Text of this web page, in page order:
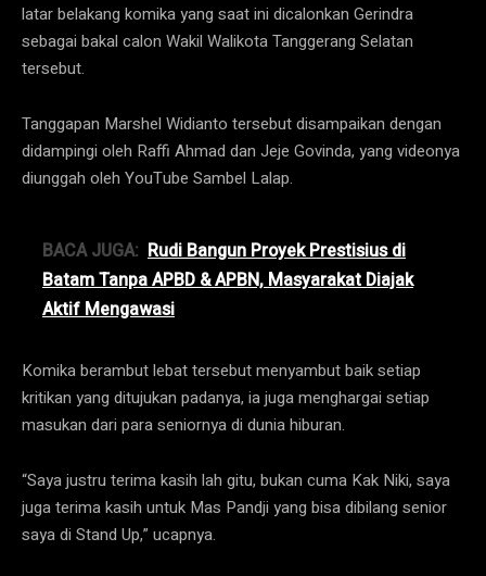
latar belakang komika yang saat ini dicalonkan Gerindra
sebagai bakal calon Wakil Walikota Tanggerang Selatan
tersebut.
Tanggapan Marshel Widianto tersebut disampaikan dengan
didampingi oleh Raffi Ahmad dan Jeje Govinda, yang videonya
diunggah oleh YouTube Sambel Lalap.
BACA JUGA: Rudi Bangun Proyek Prestisius di
Batam Tanpa APBD & APBN, Masyarakat Diajak
Aktif Mengawasi
Komika berambut lebat tersebut menyambut baik setiap
kritikan yang ditujukan padanya, ia juga menghargai setiap
masukan dari para seniornya di dunia hiburan.
“Saya justru terima kasih lah gitu, bukan cuma Kak Niki, saya
juga terima kasih untuk Mas Pandji yang bisa dibilang senior
saya di Stand Up,” ucapnya.